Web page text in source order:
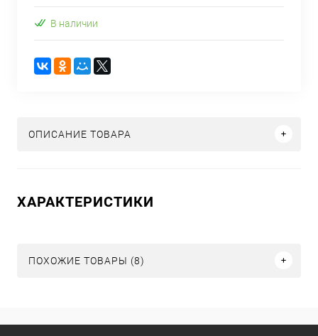
В наличии
ОПИСАНИЕ ТОВАРА
ХАРАКТЕРИСТИКИ
ПОХОЖИЕ ТОВАРЫ (8)